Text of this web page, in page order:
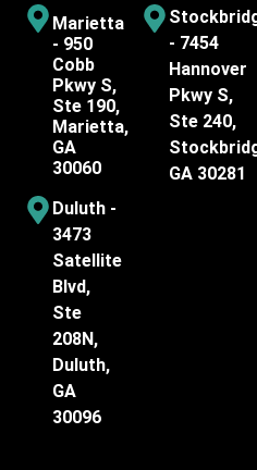
Marietta
- 950
Cobb
Pkwy S,
Ste 190,
Marietta,
GA
30060
Duluth -
3473
Satellite
Blvd,
Ste
208N,
Duluth,
GA
30096
- 7454
Hannover
Pkwy S,
Ste 240,
GA 30281